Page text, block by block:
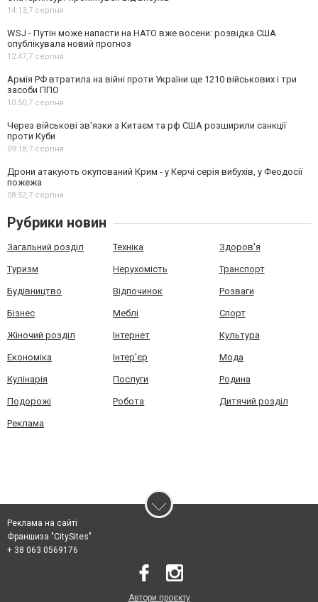
14:13,7 серпня
WSJ - Путін може напасти на НАТО вже восени: розвідка США
опублікувала новий прогноз
12:47,7 серпня
Армія РФ втратила на війні проти України ще 1210 військових і три
засоби ППО
10:50,7 серпня
Через військові зв'язки з Китаєм та рф США розширили санкції
проти Куби
09:18,7 серпня
Дрони атакують окупований Крим - у Керчі серія вибухів, у Феодосії
пожежа
08:52,7 серпня
Рубрики новин
Загальний розділ Техніка Здоров'я
Туризм Нерухомість Транспорт
Будівництво Відпочинок Розваги
Бізнес Меблі Спорт
Жіночий розділ Інтернет Культура
Економіка Інтер'єр Мода
Кулінарія Послуги Родина
Подорожі Робота Дитячий розділ
Реклама
Реклама на сайті
Франшиза "CitySites"
+ 38 063 0569176
Автори проєкту